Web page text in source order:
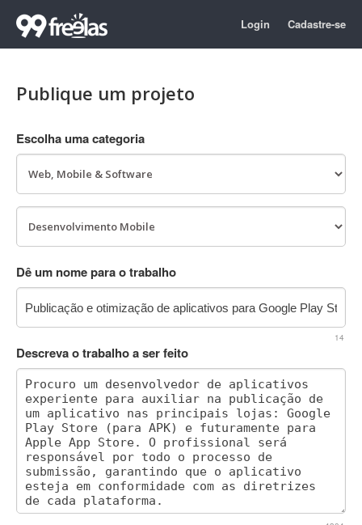
Login Cadastre-se
Publique um projeto
Escolha uma categoria
Dê um nome para o trabalho
14
Descreva o trabalho a ser feito